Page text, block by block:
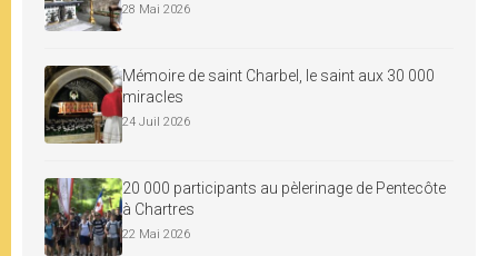
28 Mai 2026
Mémoire de saint Charbel, le saint aux 30 000
miracles
24 Juil 2026
20 000 participants au pèlerinage de Pentecôte
à Chartres
22 Mai 2026